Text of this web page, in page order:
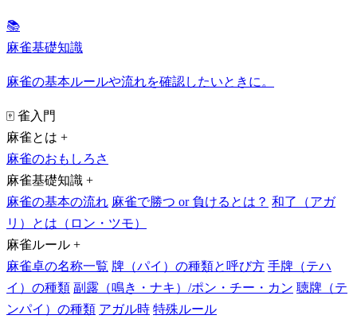
📚
麻雀基礎知識
麻雀の基本ルールや流れを確認したいときに。
🀄 雀入門
麻雀とは +
麻雀のおもしろさ
麻雀基礎知識 +
麻雀の基本の流れ 麻雀で勝つ or 負けるとは？ 和了（アガ
リ）とは（ロン・ツモ）
麻雀ルール +
麻雀卓の名称一覧 牌（パイ）の種類と呼び方 手牌（テハ
イ）の種類 副露（鳴き・ナキ）/ポン・チー・カン 聴牌（テ
ンパイ）の種類 アガル時 特殊ルール